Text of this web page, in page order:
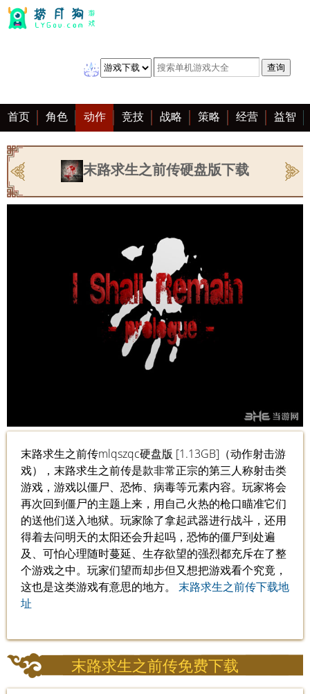
首页 角色 动作 竞技 战略 策略 经营 益智
冒险 棋牌 赛车 音乐 恋爱 单机 大全
末路求生之前传硬盘版下载
末路求生之前传mlqszqc硬盘版 [1.13GB]（动作射击游
戏），末路求生之前传是款非常正宗的第三人称射击类
游戏，游戏以僵尸、恐怖、病毒等元素内容。玩家将会
再次回到僵尸的主题上来，用自己火热的枪口瞄准它们
的送他们送入地狱。玩家除了拿起武器进行战斗，还用
得着去问明天的太阳还会升起吗，恐怖的僵尸到处遍
及、可怕心理随时蔓延、生存欲望的强烈都充斥在了整
个游戏之中。玩家们望而却步但又想把游戏看个究竟，
这也是这类游戏有意思的地方。 末路求生之前传下载地
址
末路求生之前传免费下载